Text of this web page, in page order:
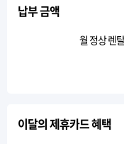
납부 금액
월 정상 렌
이달의 제휴카드 혜택